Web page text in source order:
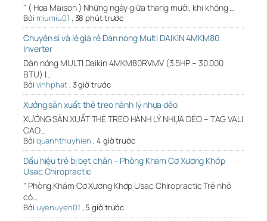
" ( Hoa Maison ) Những ngày giữa tháng mười, khi không …
Bởi miumiu01 , 38 phút trước
Chuyên sỉ và lẻ giá rẻ Dàn nóng Multi DAIKIN 4MKM80
Inverter
Dàn nóng MULTI Daikin 4MKM80RVMV (3.5HP – 30.000
BTU) l…
Bởi vinhphat, 3 giờ trước
Xưởng sản xuất thẻ treo hành lý nhựa dẻo
XƯỞNG SẢN XUẤT THẺ TREO HÀNH LÝ NHỰA DẺO – TAG VALI
CAO…
Bởi quanhthuyhien ,4 giờ trước
Dấu hiệu trẻ bị bẹt chân – Phòng Khám Cơ Xương Khớp
Usac Chiropractic
" Phòng Khám Cơ Xương Khớp Usac Chiropractic Trẻ nhỏ
có…
Bởi uyenuyen01 , 5 giờ trước